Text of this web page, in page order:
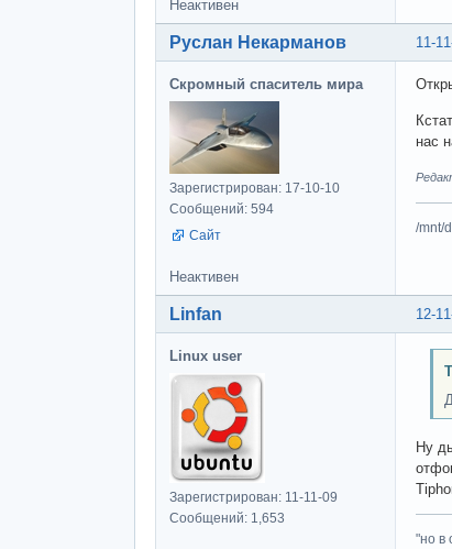
Неактивен
11-
Руслан Некарманов
Скромный спаситель мира
Зарегистрирован: 17-10-10
Сообщений: 594
Сайт
нас
/mnt/
Неактивен
12-
Linfan
Linux user
Зарегистрирован: 11-11-09
Сообщений: 1,653
Ну
"но в